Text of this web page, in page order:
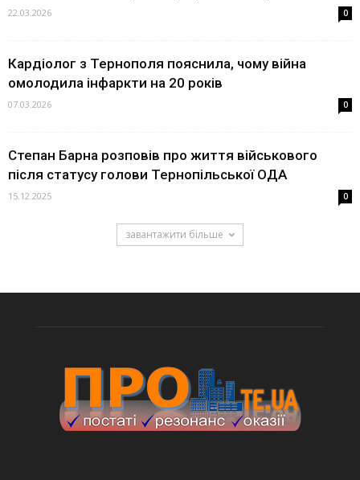
22.03.2026 0
Кардіолог з Тернополя пояснила, чому війна
омолодила інфаркти на 20 років
07.03.2026 0
Степан Барна розповів про життя військового
після статусу голови Тернопільської ОДА
15.12.2025 0
завантажити більше